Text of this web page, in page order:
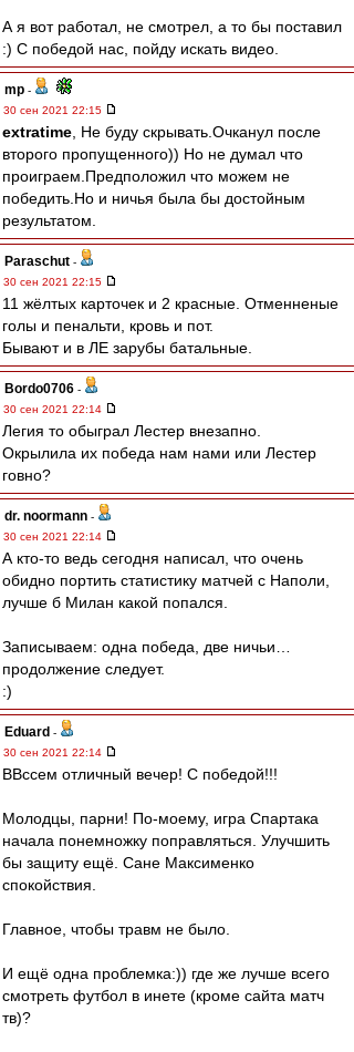
А я вот работал, не смотрел, а то бы поставил
:) С победой нас, пойду искать видео.
mp -
30 сен 2021 22:15
extratime , Не буду скрывать.Очканул после
второго пропущенного)) Но не думал что
проиграем.Предположил что можем не
победить.Но и ничья была бы достойным
результатом.
Paraschut -
30 сен 2021 22:15
11 жёлтых карточек и 2 красные. Отменненые
голы и пенальти, кровь и пот.
Бывают и в ЛЕ зарубы батальные.
Bordo0706 -
30 сен 2021 22:14
Легия то обыграл Лестер внезапно.
Окрылила их победа нам нами или Лестер
говно?
dr. noormann -
30 сен 2021 22:14
А кто-то ведь сегодня написал, что очень
обидно портить статистику матчей с Наполи,
лучше б Милан какой попался.
Записываем: одна победа, две ничьи…
продолжение следует.
:)
Eduard -
30 сен 2021 22:14
ВВссем отличный вечер! С победой!!!
Молодцы, парни! По-моему, игра Спартака
начала понемножку поправляться. Улучшить
бы защиту ещё. Сане Максименко
спокойствия.
Главное, чтобы травм не было.
И ещё одна проблемка:)) где же лучше всего
смотреть футбол в инете (кроме сайта матч
тв)?